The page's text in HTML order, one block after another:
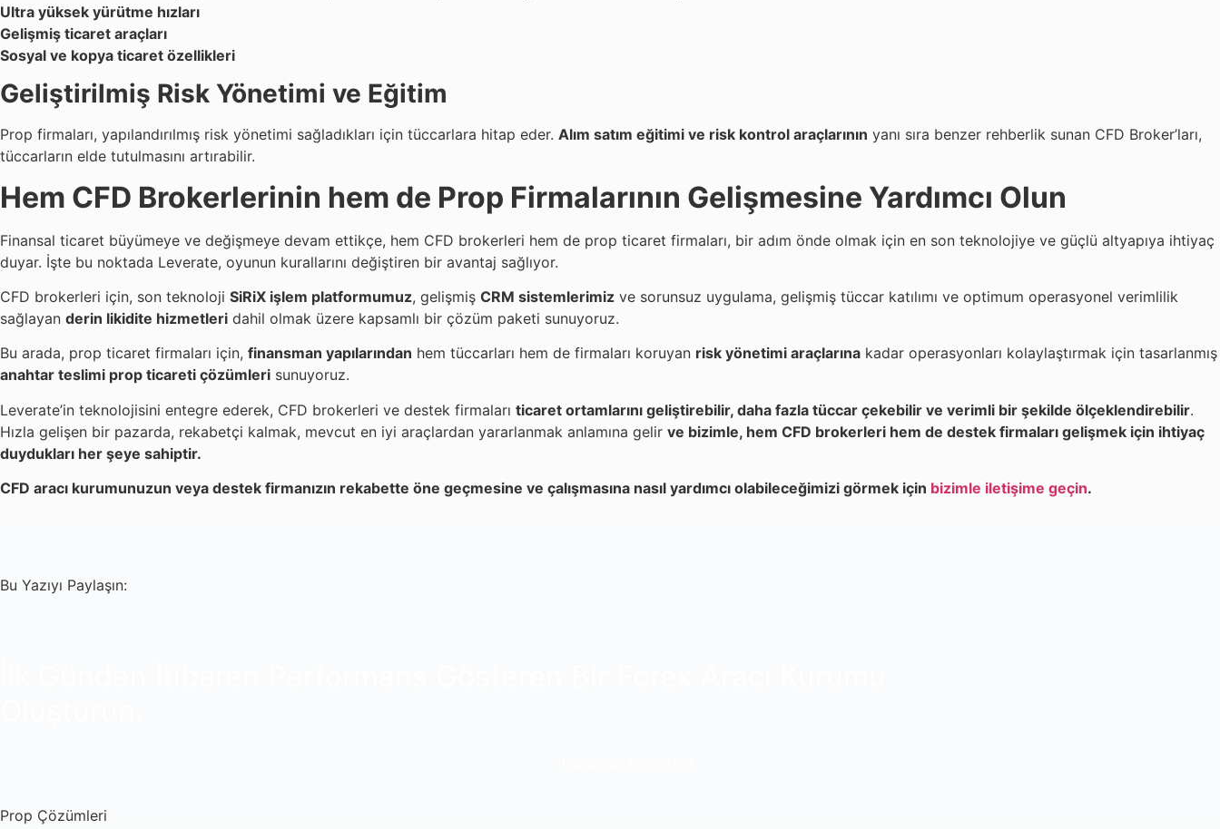
Ultra yüksek yürütme hızları
Gelişmiş ticaret araçları
Sosyal ve kopya ticaret özellikleri
Geliştirilmiş Risk Yönetimi ve Eğitim
Prop firmaları, yapılandırılmış risk yönetimi sağladıkları için tüccarlara hitap eder. Alım satım eğitimi ve risk kontrol araçlarının yanı sıra benzer rehberlik sunan CFD Broker’ları,
tüccarların elde tutulmasını artırabilir.
Hem CFD Brokerlerinin hem de Prop Firmalarının Gelişmesine Yardımcı Olun
Finansal ticaret büyümeye ve değişmeye devam ettikçe, hem CFD brokerleri hem de prop ticaret firmaları, bir adım önde olmak için en son teknolojiye ve güçlü altyapıya ihtiyaç
duyar. İşte bu noktada Leverate, oyunun kurallarını değiştiren bir avantaj sağlıyor.
CFD brokerleri için, son teknoloji SiRiX işlem platformumuz, gelişmiş CRM sistemlerimiz ve sorunsuz uygulama, gelişmiş tüccar katılımı ve optimum operasyonel verimlilik
sağlayan derin likidite hizmetleri dahil olmak üzere kapsamlı bir çözüm paketi sunuyoruz.
Bu arada, prop ticaret firmaları için, finansman yapılarından hem tüccarları hem de firmaları koruyan risk yönetimi araçlarına kadar operasyonları kolaylaştırmak için tasarlanmış
anahtar teslimi prop ticareti çözümleri sunuyoruz.
Leverate’in teknolojisini entegre ederek, CFD brokerleri ve destek firmaları ticaret ortamlarını geliştirebilir, daha fazla tüccar çekebilir ve verimli bir şekilde ölçeklendirebilir.
Hızla gelişen bir pazarda, rekabetçi kalmak, mevcut en iyi araçlardan yararlanmak anlamına gelir ve bizimle, hem CFD brokerleri hem de destek firmaları gelişmek için ihtiyaç
duydukları her şeye sahiptir.
CFD aracı kurumunuzun veya destek firmanızın rekabette öne geçmesine ve çalışmasına nasıl yardımcı olabileceğimizi görmek için bizimle iletişime geçin.
Bu Yazıyı Paylaşın:
Prop Çözümleri